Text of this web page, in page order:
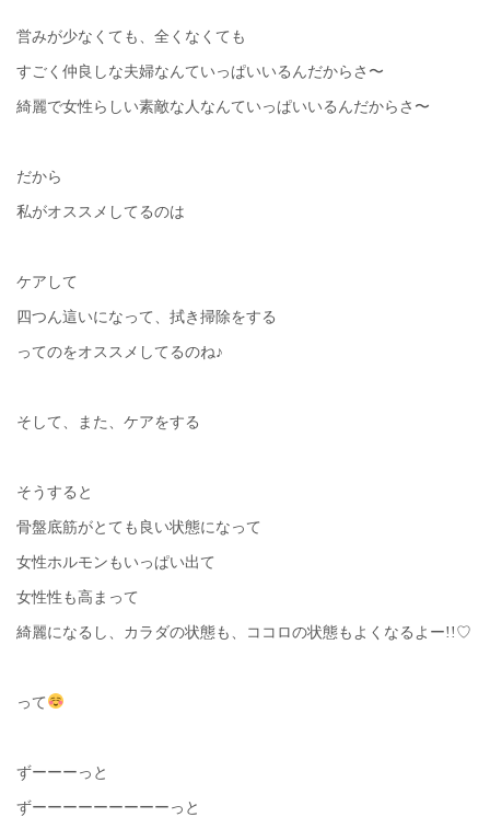
営みが少なくても、全くなくても
すごく仲良しな夫婦なんていっぱいいるんだからさ〜
綺麗で女性らしい素敵な人なんていっぱいいるんだからさ〜
だから
私がオススメしてるのは
ケアして
四つん這いになって、拭き掃除をする
ってのをオススメしてるのね♪
そして、また、ケアをする
そうすると
骨盤底筋がとても良い状態になって
女性ホルモンもいっぱい出て
女性性も高まって
綺麗になるし、カラダの状態も、ココロの状態もよくなるよー!!♡
って
ずーーーっと
ずーーーーーーーーーっと